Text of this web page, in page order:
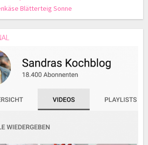
Blätterteig Sonne